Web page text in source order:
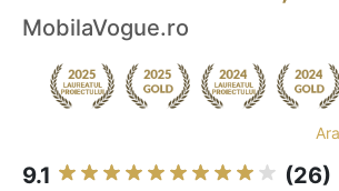
MobilaVogue.ro
9.1 (26)